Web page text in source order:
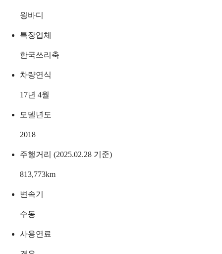
윙바디
특장업체
한국쓰리축
차량연식
17년 4월
모델년도
2018
주행거리 (2025.02.28 기준)
813,773km
변속기
수동
사용연료